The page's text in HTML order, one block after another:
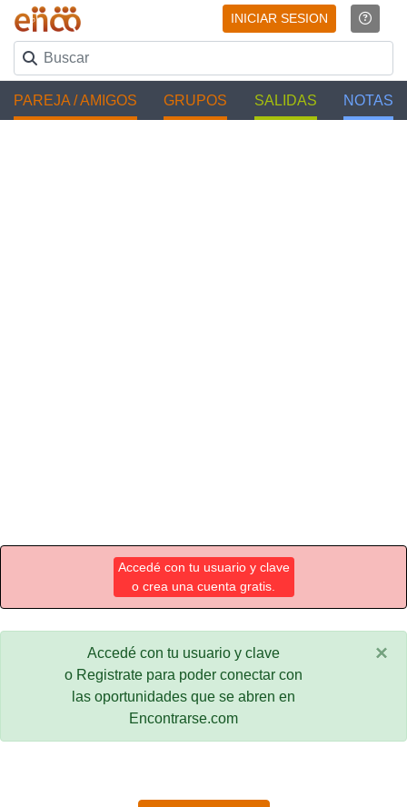
INICIAR SESION
PAREJA / AMIGOS GRUPOS SALIDAS NOTAS
Accedé con tu usuario y clave
o crea una cuenta gratis.
Accedé con tu usuario y clave
o Registrate para poder conectar con
las oportunidades que se abren en
Encontrarse.com
×